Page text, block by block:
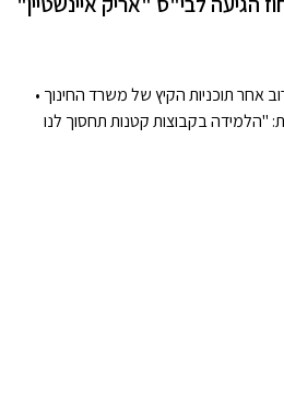
אחר תוכניות הקיץ של משרד החינוך •
"הלמידה בקבוצות קטנות תחסוך לנו